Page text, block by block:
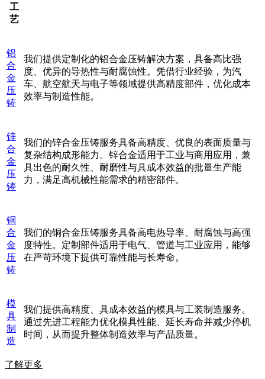
工
艺
铝
合
金
压
铸
我们提供定制化的铝合金压铸解决方案，具备高比强
度、优异的导热性与耐腐蚀性。凭借行业经验，为汽
车、航空航天与电子等领域提供高精度部件，优化成本
效率与制造性能。
锌
合
金
压
铸
我们的锌合金压铸服务具备高精度、优良的表面质量与
复杂结构成形能力。锌合金适用于工业与商用应用，兼
具出色的耐久性、耐磨性与具成本效益的批量生产能
力，满足高机械性能需求的精密部件。
铜
合
金
压
铸
我们的铜合金压铸服务具备高电热导率、耐腐蚀与高强
度特性。定制部件适用于电气、管道与工业应用，能够
在严苛环境下提供可靠性能与长寿命。
模
具
制
造
我们提供高精度、具成本效益的模具与工装制造服务。
通过先进工程能力优化模具性能、延长寿命并减少停机
时间，从而提升整体制造效率与产品质量。
了解更多